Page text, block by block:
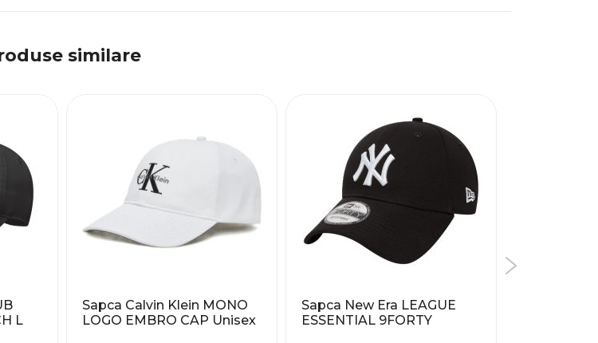
similare
L
Sapca Calvin Klein MONO
LOGO EMBRO CAP Unisex
Sapca New Era LEAGUE
ESSENTIAL 9FORTY